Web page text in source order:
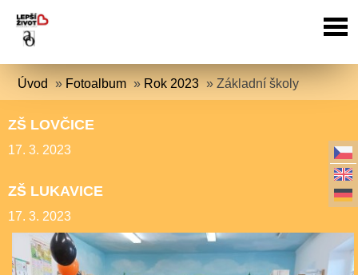
Úvod » Fotoalbum » Rok 2023 »Základní školy
ZŠ LOVČICE
17. 3. 2023
ZŠ LUKAVICE
17. 3. 2023